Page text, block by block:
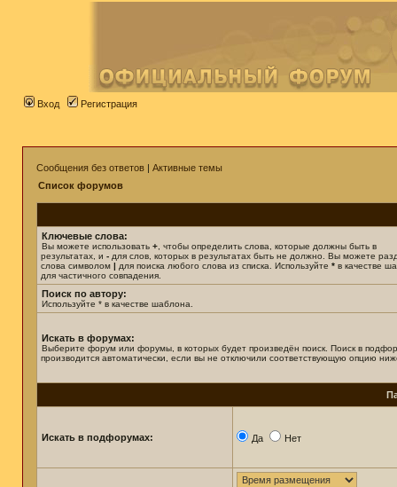
Вход Регистрация
Сообщения без ответов | Активные темы
Список форумов
Ключевые слова:
Вы можете использовать + , чтобы определить слова, которые должны быть в
результатах, и - для слов, которых в результатах быть не должно. Вы можете
слова символом | для поиска любого слова из списка. Используйте * в качестве
для частичного совпадения.
Поиск по автору:
Используйте * в качестве шаблона.
Искать в форумах:
Выберите форум или форумы, в которых будет произведён поиск. Поиск в
производится автоматически, если вы не отключили соответствующую опцию
Искать в подфорумах: Да Нет